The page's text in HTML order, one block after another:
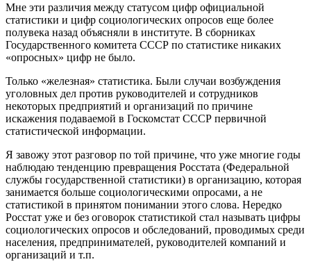
Мне эти различия между статусом цифр официальной
статистики и цифр социологических опросов еще более
полувека назад объясняли в институте. В сборниках
Государственного комитета СССР по статистике никаких
«опросных» цифр не было.
Только «железная» статистика. Были случаи возбуждения
уголовных дел против руководителей и сотрудников
некоторых предприятий и организаций по причине
искажения подаваемой в Госкомстат СССР первичной
статистической информации.
Я завожу этот разговор по той причине, что уже многие годы
наблюдаю тенденцию превращения Росстата (Федеральной
службы государственной статистики) в организацию, которая
занимается больше социологическими опросами, а не
статистикой в принятом понимании этого слова. Нередко
Росстат уже и без оговорок статистикой стал называть цифры
социологических опросов и обследований, проводимых среди
населения, предпринимателей, руководителей компаний и
организаций и т.п.